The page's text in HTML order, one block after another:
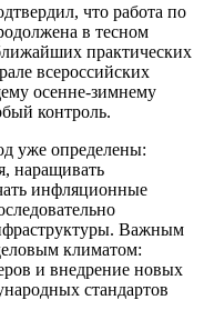
что работа по
в тесном
практических
всероссийских
осенне-зимнему
контроль.
уже определены:
наращивать
инфляционные
Важным
климатом:
и внедрение новых
стандартов